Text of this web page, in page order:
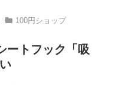
100円ショップ
ートフック「吸